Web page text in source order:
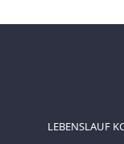
LEBENSLAUF